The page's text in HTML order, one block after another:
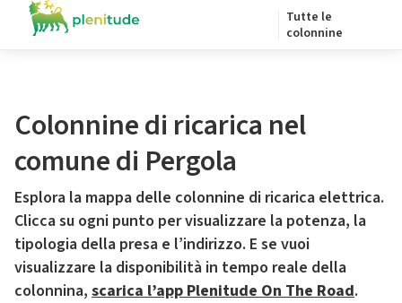
Tutte le
colonnine
Colonnine di ricarica nel
comune di Pergola
Esplora la mappa delle colonnine di ricarica elettrica.
Clicca su ogni punto per visualizzare la potenza, la
tipologia della presa e l’indirizzo. E se vuoi
visualizzare la disponibilità in tempo reale della
colonnina, scarica l’app Plenitude On The Road.